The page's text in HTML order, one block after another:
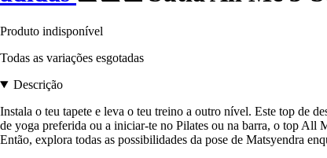
Produto indisponível
Todas as variações esgotadas
Descrição
Instala o teu tapete e leva o teu treino a outro nível. Este top de
de yoga preferida ou a iniciar-te no Pilates ou na barra, o top All
Então, explora todas as possibilidades da pose de Matsyendra